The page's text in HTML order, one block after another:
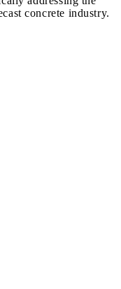
concrete industry.